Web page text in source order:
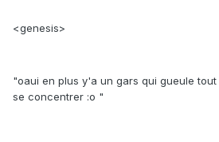
<genesis>
"oaui en plus y'a un gars qui gueule
se concentrer :o "